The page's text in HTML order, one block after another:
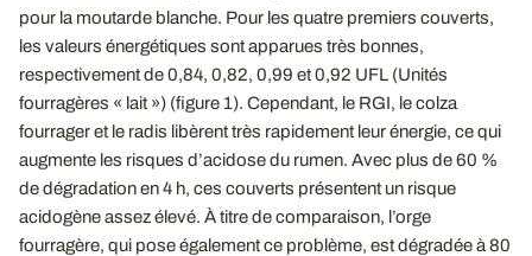
pour la moutarde blanche. Pour les quatre premiers couverts,
les valeurs énergétiques sont apparues très bonnes,
respectivement de 0,84, 0,82, 0,99 et 0,92 UFL (Unités
fourragères « lait ») (figure 1). Cependant, le RGI, le colza
fourrager et le radis libèrent très rapidement leur énergie, ce qui
augmente les risques d’acidose du rumen. Avec plus de 60 %
de dégradation en 4 h, ces couverts présentent un risque
acidogène assez élevé. À titre de comparaison, l’orge
fourragère, qui pose également ce problème, est dégradée à 80